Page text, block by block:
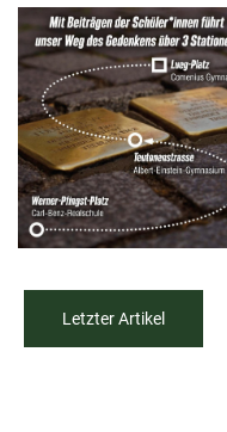
Letzter Artikel